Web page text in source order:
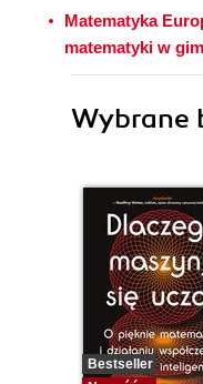
Matematyka
matematyki w
Wybrane
Bestseller